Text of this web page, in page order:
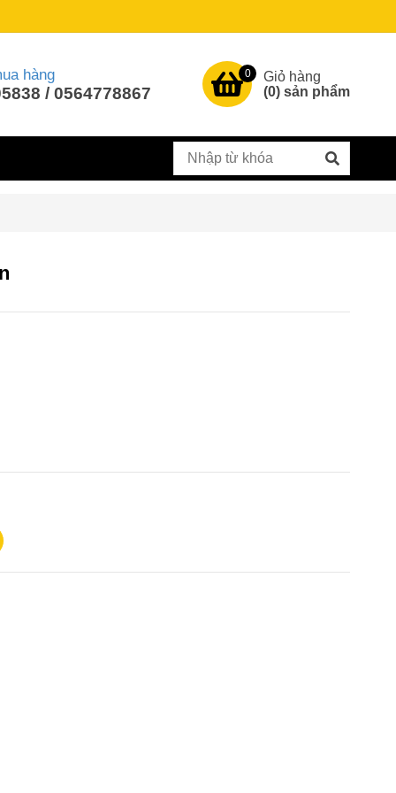
hàng
/ 0564778867
0
Giỏ hàng
(0) sản phẩm